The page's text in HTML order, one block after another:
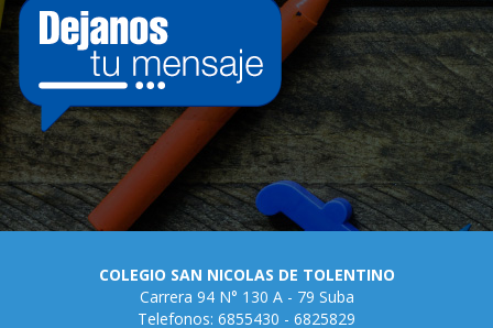
COLEGIO SAN NICOLAS DE TOLENTINO
Carrera 94 N° 130 A - 79 Suba
Telefonos: 6855430 - 6825829